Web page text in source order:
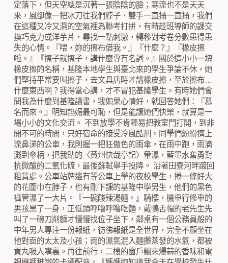
定落下，但天空總是沉著一張陰陰的臉；寒流也不是天天
來，風卻像一把冰刀往我們脖子、雙手一直捅一直捅，我們
在這種又冷又濕的空氣裡為聯考打拼，有時趁班導師的課交
換巧克力或洋芋片，尋找一點刺激，轉移對考卷分數患得患
失的心情。『喂，妳的擦布借我。』『什麼？』『橡皮擦
啦。』『擦子就擦子，講什麼專有名詞。』關於這小小一塊
橡皮擦的名稱，基隆本地學生與臺北來的學生爭論不休，她
們堅持平常要叫擦子，去文具店時才講橡皮擦，至於擦布…
什麼東西啊？我得當心講，才不冒犯基隆學生。有時她們會
問我為什麼到基隆讀書，我如果心情好，就回答她們：『慕
名而來。』明知諂媚最可恥，但是能讓她們快樂，就算是一
場小小的文化交流。 不到放學不肯輕易把教室門打開，到非
開不可的時間，只好宿命的接受冷風酷刑。同學們紛紛擠上
流鼻涕的公車，我則握一把狂傲色的雨傘，在雨中跑，雨滴
濺到傘柄，把我貼的〈黃州快哉亭記〉暈濕，藍墨水奮勇對
抗微酸的二氧化硫，最後蘇軾舉手投降。 沿著田寮河畔踱回
租賃處。公車站牌邊有等公車上學的夜校學生，捲一條好大
的花圍巾在脖子，也有剛下課的基隆中學男生，他們的黑色
褲管濕了一大片。『一碗酸辣湯麵。』騎樓，機車行修車的
男孩黑了一身，正低頭呼嚕呼嚕吃麵，戴鴨舌帽的老先生先
叫了一碗刀削麵才慢慢找位子坐下，鄰桌有一個公務員般的
中年男人專注一份報紙，彷彿報紙是全世界，完全不顧坐在
他對面的太太及小孩；雨的濕氣混入麵攤蒸發的水氣，都被
貢丸吸入嘴裏。再往前行，二樓的窗戶飄來爆蒜的香味和電